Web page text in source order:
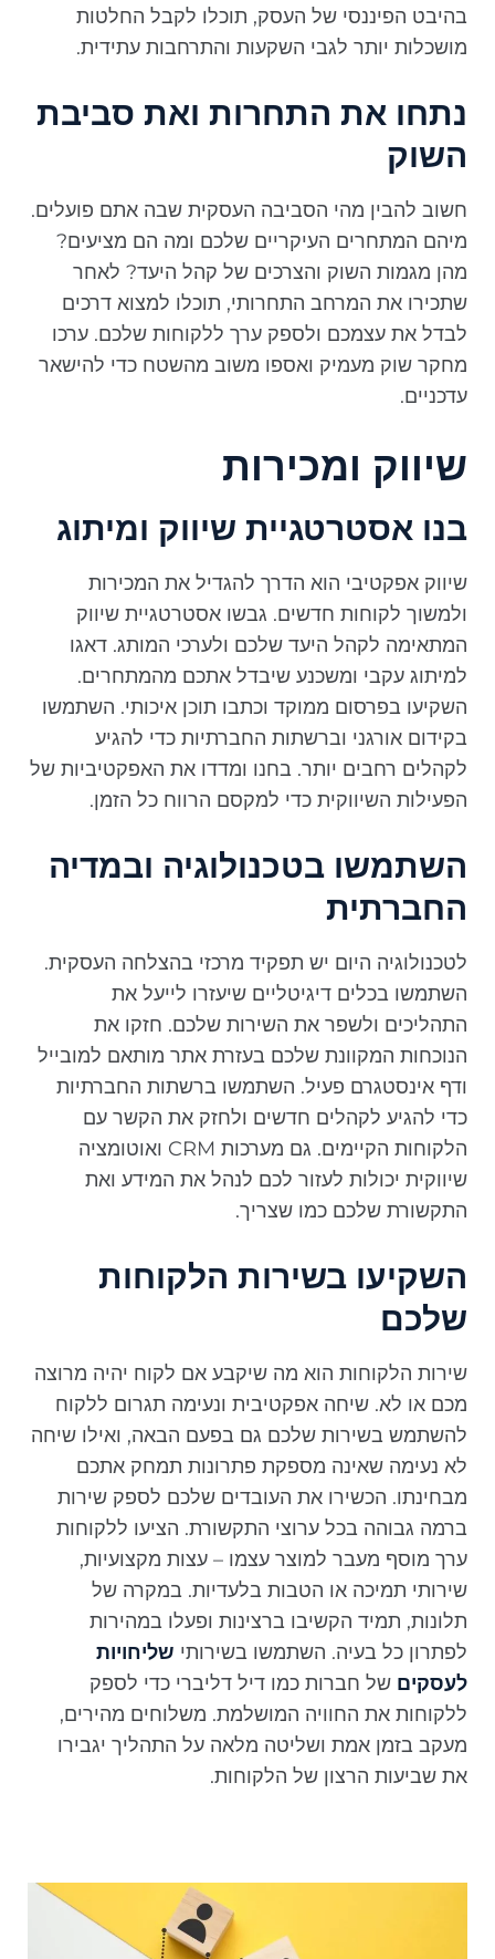
בהיבט הפיננסי של העסק, תוכלו לקבל החלטות
מושכלות יותר לגבי השקעות והתרחבות עתידית.
נתחו את התחרות ואת סביבת
השוק
חשוב להבין מהי הסביבה העסקית שבה אתם פועלים.
מיהם המתחרים העיקריים שלכם ומה הם מציעים?
מהן מגמות השוק והצרכים של קהל היעד? לאחר
שתכירו את המרחב התחרותי, תוכלו למצוא דרכים
לבדל את עצמכם ולספק ערך ללקוחות שלכם. ערכו
מחקר שוק מעמיק ואספו משוב מהשטח כדי להישאר
עדכניים.
שיווק ומכירות
בנו אסטרטגיית שיווק ומיתוג
שיווק אפקטיבי הוא הדרך להגדיל את המכירות
ולמשוך לקוחות חדשים. גבשו אסטרטגיית שיווק
המתאימה לקהל היעד שלכם ולערכי המותג. דאגו
למיתוג עקבי ומשכנע שיבדל אתכם מהמתחרים.
השקיעו בפרסום ממוקד וכתבו תוכן איכותי. השתמשו
בקידום אורגני וברשתות החברתיות כדי להגיע
לקהלים רחבים יותר. בחנו ומדדו את האפקטיביות של
הפעילות השיווקית כדי למקסם הרווח כל הזמן.
השתמשו בטכנולוגיה ובמדיה
החברתית
לטכנולוגיה היום יש תפקיד מרכזי בהצלחה העסקית.
השתמשו בכלים דיגיטליים שיעזרו לייעל את
התהליכים ולשפר את השירות שלכם. חזקו את
הנוכחות המקוונת שלכם בעזרת אתר מותאם למובייל
ודף אינסטגרם פעיל. השתמשו ברשתות החברתיות
כדי להגיע לקהלים חדשים ולחזק את הקשר עם
הלקוחות הקיימים. גם מערכות CRM ואוטומציה
שיווקית יכולות לעזור לכם לנהל את המידע ואת
התקשורת שלכם כמו שצריך.
השקיעו בשירות הלקוחות
שלכם
שירות הלקוחות הוא מה שיקבע אם לקוח יהיה מרוצה
מכם או לא. שיחה אפקטיבית ונעימה תגרום ללקוח
להשתמש בשירות שלכם גם בפעם הבאה, ואילו שיחה
לא נעימה שאינה מספקת פתרונות תמחק אתכם
מבחינתו. הכשירו את העובדים שלכם לספק שירות
ברמה גבוהה בכל ערוצי התקשורת. הציעו ללקוחות
ערך מוסף מעבר למוצר עצמו – עצות מקצועיות,
שירותי תמיכה או הטבות בלעדיות. במקרה של
תלונות, תמיד הקשיבו ברצינות ופעלו במהירות
לפתרון כל בעיה. השתמשו בשירותישליחויות
לעסקיםשל חברות כמו דיל דליברי כדי לספק
ללקוחות את החוויה המושלמת. משלוחים מהירים,
מעקב בזמן אמת ושליטה מלאה על התהליך יגבירו
את שביעות הרצון של הלקוחות.